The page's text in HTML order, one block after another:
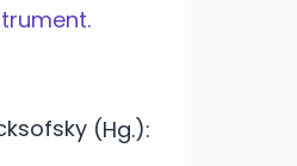
(Hg.):